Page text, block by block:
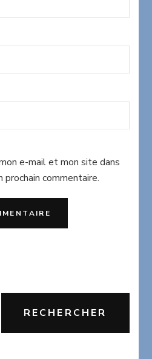
e-mail et mon site dans
commentaire.
RECHERCHER